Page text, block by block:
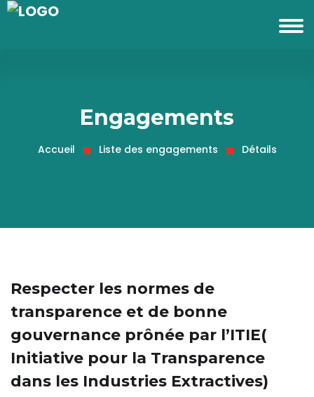
Engagements
Accueil Liste des engagements Détails
Respecter les normes de
transparence et de bonne
gouvernance prônée par l’ITIE(
Initiative pour la Transparence
dans les Industries Extractives)